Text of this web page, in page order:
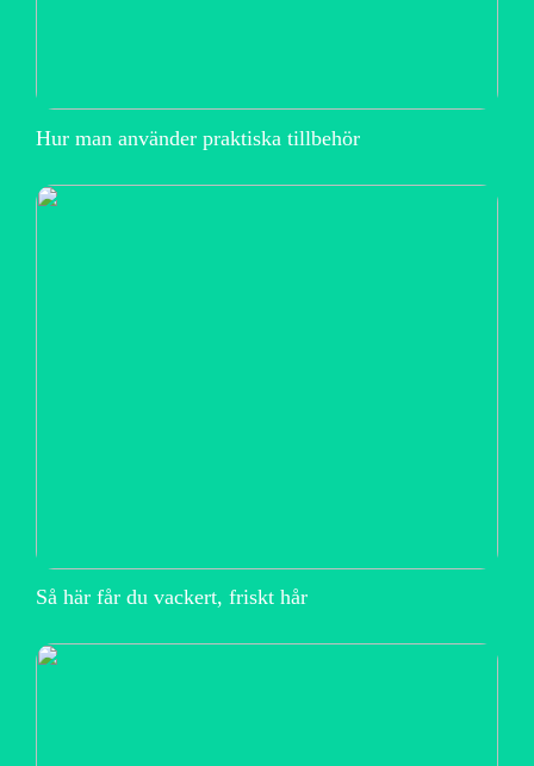
Hur man använder praktiska tillbehör
Så här får du vackert, friskt hår